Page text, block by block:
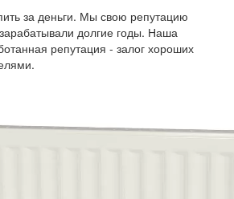
за деньги. Мы свою репутацию
долгие годы. Наша
репутация - залог хороших